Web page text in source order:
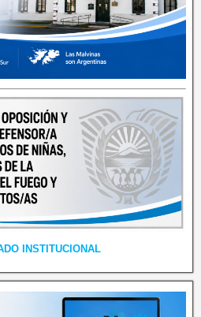
INSTITUCIONAL